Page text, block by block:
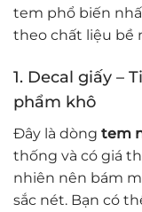
tem phổ biến
theo chất liệu bề
1. Decal giấy –
phẩm khô
Đây là dòng tem
thống và có giá
nhiên nên bám
sắc nét. Bạn có